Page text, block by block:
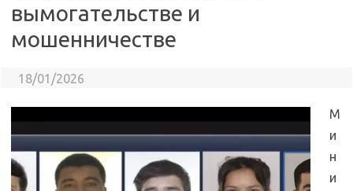
вымогательстве и
мошенничестве
18/01/2026
М
и
н
и